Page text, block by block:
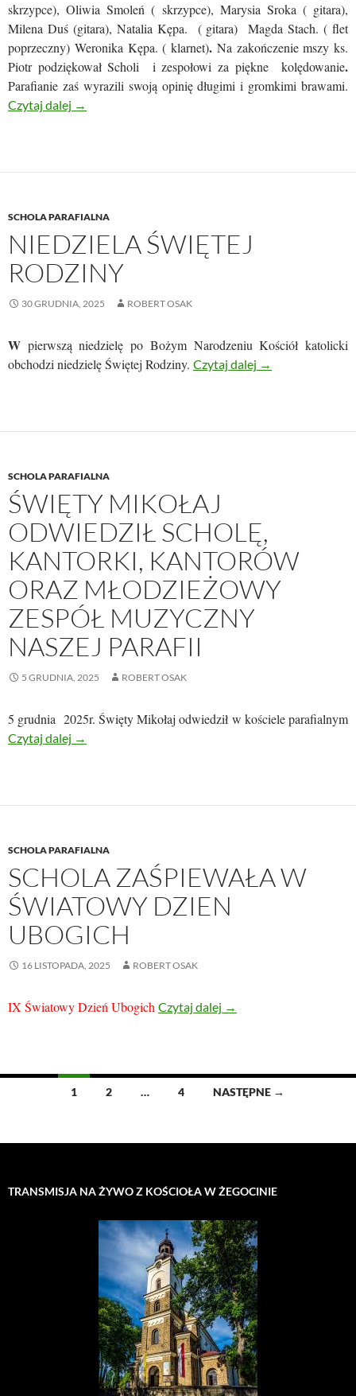
skrzypce), Oliwia Smoleń ( skrzypce), Marysia Sroka ( gitara),
Milena Duś (gitara), Natalia Kępa. ( gitara) Magda Stach. ( flet
poprzeczny) Weronika Kępa. ( klarnet). Na zakończenie mszy ks.
Piotr podziękował Scholi i zespołowi za piękne kolędowanie.
Parafianie zaś wyrazili swoją opinię długimi i gromkimi brawami.
Czytaj dalej MŁODZIEŻOWY ZESPÓŁ INSTRUMENTALNY I
→
SCHOLA PARAFIALNA
NIEDZIELA ŚWIĘTEJ
RODZINY
30 GRUDNIA, 2025 ROBERT OSAK
W pierwszą niedzielę po Bożym Narodzeniu Kościół katolicki
obchodzi niedzielę Świętej Rodziny. Czytaj dalej NIEDZIELA
→
SCHOLA PARAFIALNA
ŚWIĘTY MIKOŁAJ
ODWIEDZIŁ SCHOLĘ,
KANTORKI, KANTORÓW
ORAZ MŁODZIEŻOWY
ZESPÓŁ MUZYCZNY
NASZEJ PARAFII
5 GRUDNIA, 2025 ROBERT OSAK
5 grudnia 2025r. Święty Mikołaj odwiedził w kościele parafialnym
Czytaj dalej ŚWIĘTY MIKOŁAJ ODWIEDZIŁ SCHOLĘ,
→
SCHOLA PARAFIALNA
SCHOLA ZAŚPIEWAŁA W
ŚWIATOWY DZIEN
UBOGICH
16 LISTOPADA, 2025 ROBERT OSAK
IX Światowy Dzień Ubogich Czytaj dalej SCHOLA
→
Nawigacja
wpisach
1 2 … 4 NASTĘPNE →
TRANSMISJA NA ŻYWO Z KOŚCIOŁA W ŻEGOCINIE